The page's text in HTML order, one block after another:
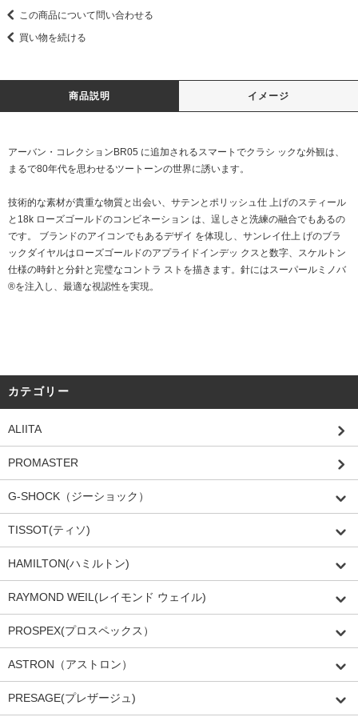
この商品について問い合わせる
買い物を続ける
商品説明 イメージ
アーバン・コレクションBR05 に追加されるスマートでクラシ ックな外観は、
まるで80年代を思わせるツートーンの世界に誘います。
技術的な素材が貴重な物質と出会い、サテンとポリッシュ仕 上げのスティール
と18k ローズゴールドのコンビネーション は、逞しさと洗練の融合でもあるの
です。 ブランドのアイコンでもあるデザイ を体現し、サンレイ仕上 げのブラ
ックダイヤルはローズゴールドのアプライドインデッ クスと数字、スケルトン
仕様の時針と分針と完璧なコントラ ストを描きます。針にはスーパールミノバ
®を注入し、最適な視認性を実現。
カテゴリー
ALIITA
PROMASTER
G-SHOCK（ジーショック）
TISSOT(ティソ)
HAMILTON(ハミルトン)
RAYMOND WEIL(レイモンド ウェイル)
PROSPEX(プロスペックス）
ASTRON（アストロン）
PRESAGE(プレザージュ)